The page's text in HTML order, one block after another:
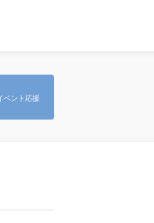
ベント応援